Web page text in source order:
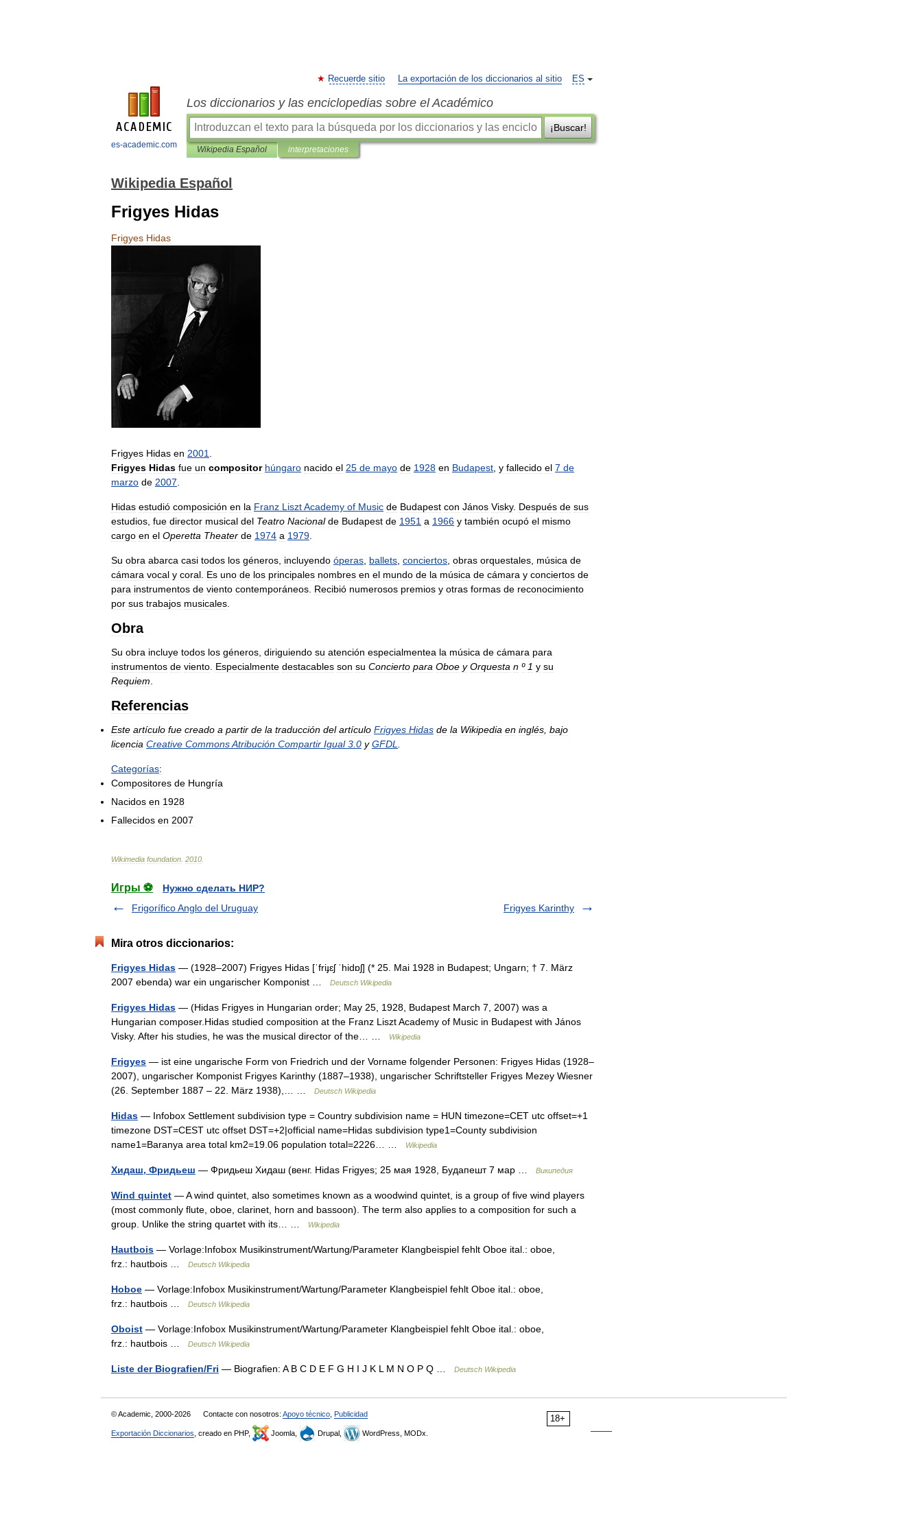
es-academic.com
ES
Recuerde sitio La exportación de los diccionarios al sitio
Los diccionarios y las enciclopedias sobre el Académico
¡Buscar!
Wikipedia Español interpretaciones
Wikipedia Español
Frigyes Hidas
Frigyes Hidas
Frigyes Hidas en 2001
Frigyes Hidas fue un compositor húngaro nacido el 25 de mayo de 1928 en Budapest y fallecido el 7 de
marzo de 2007
Hidas estudió composición en la Franz LisztAcademy of Music de Budapest con János Visky. Después de sus
estudios fue director musical del Teatro Nacional de Budapest de 1951 a 1966 y también ocupó el mismo
cargo en el Operetta Theater de 1974 a 1979
Su obra abarca casi todos los géneros incluyendo óperas ballets conciertos obras orquestales música de
cámara vocal y coral Es uno de los principales nombres en el mundo de la música de cámara y conciertos de
para instrumentos de viento contemporáneos Recibió numerosos premios y otras formas de reconocimiento
por sus trabajos musicales
Obra
Su obra incluye todos los géneros diriguiendo su atención especialmentea la música de cámara para
instrumentos de viento Especialmente destacables son su Concierto para Oboe y Orquesta n º 1 y su
Requiem
Referencias
Este artículo fue creado a partir de la traducción del artículo Frigyes Hidas de la Wikipedia en inglés bajo
licencia Creative CommonsAtribución Compartir Igual 3 0 y GFDL
Categorías:
Compositores de Hungría
Nacidos en 1928
Fallecidos en 2007
Wikimedia foundation 2010
Игры ⚽
Нужно сделать НИР?
Frigorífico Anglo del Uruguay
Frigyes Karinthy
Mira otros diccionarios:
Frigyes Hidas — (1928–2007) Frigyes Hidas [ˈfriɟɛʃ ˈhidɒʃ] (* 25. Mai 1928 in Budapest; Ungarn; † 7. März
2007 ebenda) war ein ungarischer Komponist …
Deutsch Wikipedia
Frigyes Hidas — (Hidas Frigyes in Hungarian order; May 25, 1928, Budapest March 7, 2007) was a
Hungarian composer.Hidas studied composition at the Franz Liszt Academy of Music in Budapest with János
Visky. After his studies, he was the musical director of the… …
Wikipedia
Frigyes — ist eine ungarische Form von Friedrich und der Vorname folgender Personen: Frigyes Hidas (1928–
2007), ungarischer Komponist Frigyes Karinthy (1887–1938), ungarischer Schriftsteller Frigyes Mezey Wiesner
(26. September 1887 – 22. März 1938),… …
Deutsch Wikipedia
Hidas — Infobox Settlement subdivision type = Country subdivision name = HUN timezone=CET utc offset=+1
timezone DST=CEST utc offset DST=+2|official name=Hidas subdivision type1=County subdivision
name1=Baranya area total km2=19.06 population total=2226… …
Wikipedia
Хидаш, Фридьеш — Фридьеш Хидаш (венг. Hidas Frigyes; 25 мая 1928, Будапешт 7 мар … Википедия
Wind quintet — A wind quintet, also sometimes known as a woodwind quintet, is a group of five wind players
(most commonly flute, oboe, clarinet, horn and bassoon). The term also applies to a composition for such a
group. Unlike the string quartet with its… …
Wikipedia
Hautbois — Vorlage:Infobox Musikinstrument/Wartung/Parameter Klangbeispiel fehlt Oboe ital.: oboe,
frz.: hautbois …
Deutsch Wikipedia
Hoboe — Vorlage:Infobox Musikinstrument/Wartung/Parameter Klangbeispiel fehlt Oboe ital.: oboe,
frz.: hautbois …
Deutsch Wikipedia
Oboist — Vorlage:Infobox Musikinstrument/Wartung/Parameter Klangbeispiel fehlt Oboe ital.: oboe,
frz.: hautbois …
Deutsch Wikipedia
Liste der Biografien/Fri — Biografien: A B C D E F G H I J K L M N O P Q … Deutsch Wikipedia
18+
© Academic, 2000-2026 Contacte con nosotros: Apoyo técnico Publicidad
Exportación Diccionarios , creado en PHP, Joomla, Drupal, WordPress, MODx.